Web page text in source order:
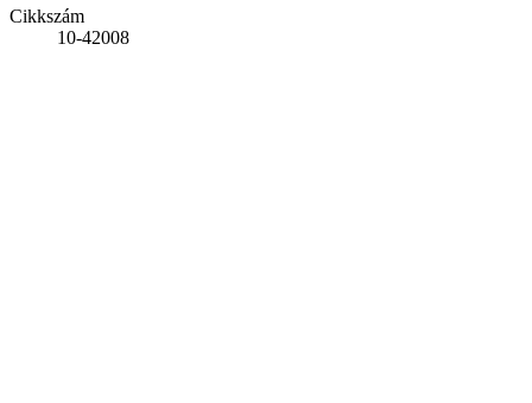
Cikkszám
10-42008